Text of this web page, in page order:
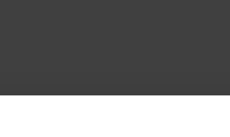
Dann wählen Sie einen
Edelstahl mit QuickFit-